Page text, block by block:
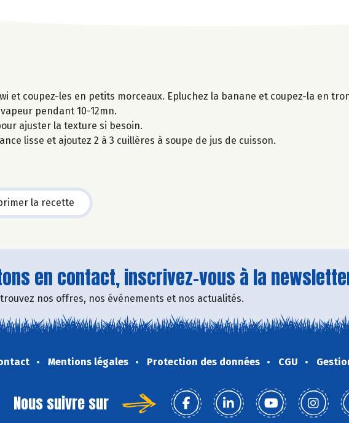
et coupez-les en petits morceaux. Epluchez la banane et coupez-la en
pendant 10-12mn.
ajuster la texture si besoin.
lisse et ajoutez 2 à 3 cuillères à soupe de jus de cuisson.
la recette
en contact, inscrivez-vous à la
nos offres, nos événements et nos actualités.
Mentions légales Protection des données CGU
Nous suivre sur